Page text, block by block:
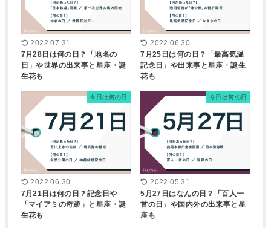
2022.07.31
7月28日は何の日？「地名の
日」や世界の出来事と星座・誕
生花も
2022.06.30
7月25日は何の日？「最高気温
記念日」や出来事と星座・誕生
花も
今日は何の日
2022.06.30
7月21日は何の日？記念日や
「マイアミの奇跡」と星座・誕
生花も
今日は何の日
2022.05.31
5月27日はなんの日？「百人一
首の日」や国内外の出来事と星
座も